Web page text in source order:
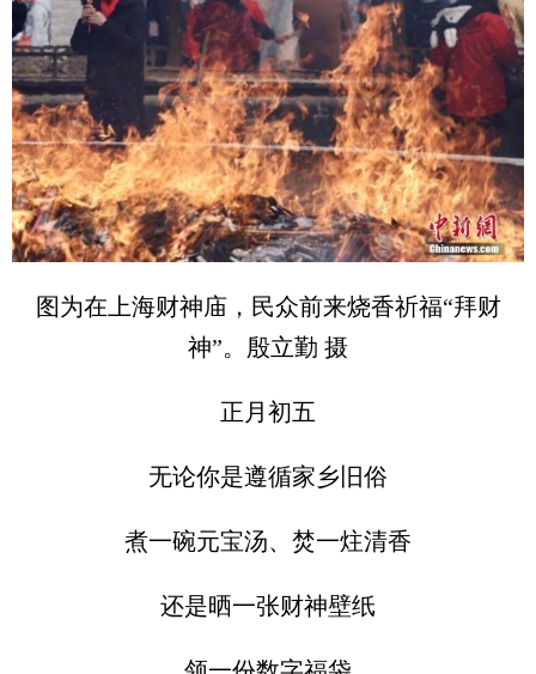
图为在上海财神庙，民众前来烧香祈福“拜财
神”。殷立勤 摄
正月初五
无论你是遵循家乡旧俗
煮一碗元宝汤、焚一炷清香
还是晒一张财神壁纸